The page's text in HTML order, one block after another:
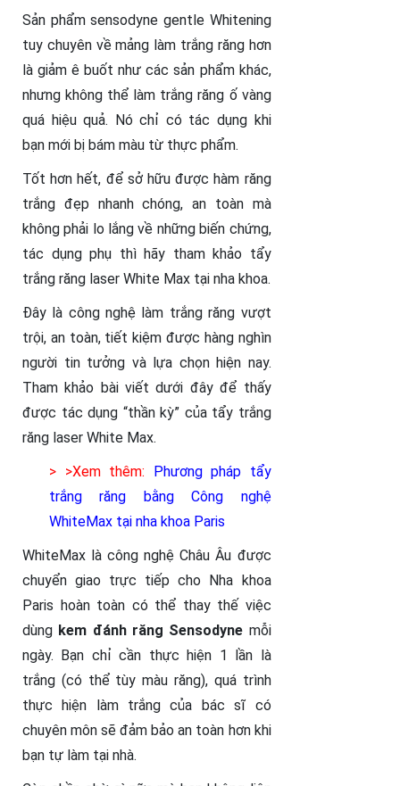
Sản phẩm sensodyne gentle Whitening
tuy chuyên về mảng làm trắng răng hơn
là giảm ê buốt như các sản phẩm khác,
nhưng không thể làm trắng răng ố vàng
quá hiệu quả. Nó chỉ có tác dụng khi
bạn mới bị bám màu từ thực phẩm.
Tốt hơn hết, để sở hữu được hàm răng
trắng đẹp nhanh chóng, an toàn mà
không phải lo lắng về những biến chứng,
tác dụng phụ thì hãy tham khảo tẩy
trắng răng laser White Max tại nha khoa.
Đây là công nghệ làm trắng răng vượt
trội, an toàn, tiết kiệm được hàng nghìn
người tin tưởng và lựa chọn hiện nay.
Tham khảo bài viết dưới đây để thấy
được tác dụng “thần kỳ” của tẩy trắng
răng laser White Max.
> >Xem thêm:
Phương pháp tẩy
trắng răng bằng Công nghệ
WhiteMax tại nha khoa Paris
WhiteMax là công nghệ Châu Âu được
chuyển giao trực tiếp cho Nha khoa
Paris hoàn toàn có thể thay thế việc
dùng kem đánh răng Sensodyne mỗi
ngày. Bạn chỉ cần thực hiện 1 lần là
trắng (có thể tùy màu răng), quá trình
thực hiện làm trắng của bác sĩ có
chuyên môn sẽ đảm bảo an toàn hơn khi
bạn tự làm tại nhà.